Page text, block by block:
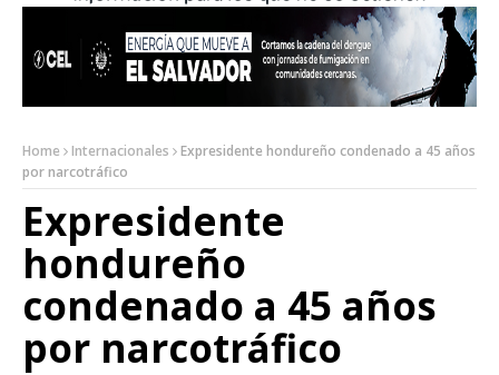
Home Internacionales
Expresidente hondureño condenado a 45 años
por narcotráfico
Expresidente
hondureño
condenado a 45 años
por narcotráfico